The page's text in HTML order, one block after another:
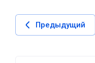
Предыдущий